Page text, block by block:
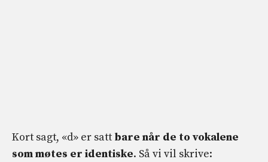
Kort sagt, «d» er satt bare når de to vokalene
som møtes er identiske. Så vi vil skrive: